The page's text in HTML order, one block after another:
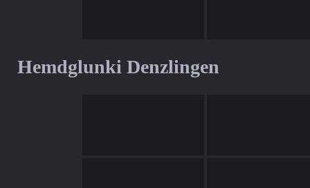
Hemdglunki Denzlingen